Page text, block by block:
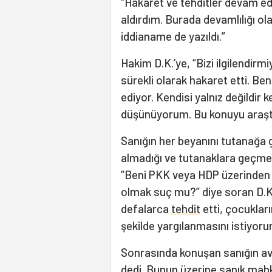
aldırdım. Burada devamlılığı
iddianame de yazıldı.”
Hakim D.K.’ye, “Bizi
sürekli olarak hakaret etti.
ediyor. Kendisi yalnız değildir
düşünüyorum. Bu konuyu
Sanığın her beyanını
almadığı ve tutanaklara
“Beni PKK veya HDP
olmak suç mu?” diye soran
defalarca tehdit etti,
şekilde yargılanmasını
Sonrasında konuşan sanığın